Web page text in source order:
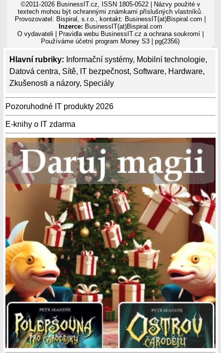
Hlavní rubriky: Informační systémy, Mobilní technologie,
Datová centra, Sítě, IT bezpečnost, Software, Hardware,
Zkušenosti a názory, Speciály
Pozoruhodné IT produkty 2026
E-knihy o IT zdarma
©2011-2026 BusinessIT.cz, ISSN 1805-0522 | Názvy použité v
textech mohou být ochrannými známkami příslušných vlastníků.
Provozovatel: Bispiral, s.r.o., kontakt: BusinessIT(at)Bispiral.com |
Inzerce: BusinessIT(at)Bispiral.com
O vydavateli
Pravidla webu BusinessIT.cz a ochrana soukromí|
Používámeúčetní program Money S3 | pg(2356)